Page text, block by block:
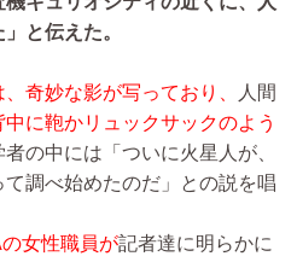
と伝えた。
奇妙な影が写っており、
人間
中に鞄かリュックサックのよう
者の中には「ついに火星人が、
調べ始めたのだ」との説を唱
女性職員が記者達に明らかに